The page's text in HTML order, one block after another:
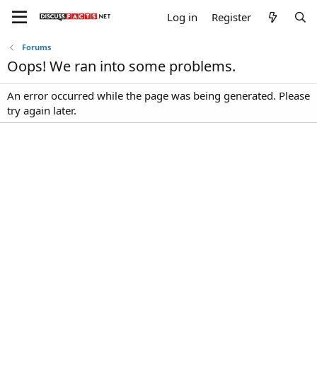
Log in Register
Forums
Oops! We ran into some problems.
An error occurred while the page was being generated. Please
try again later.